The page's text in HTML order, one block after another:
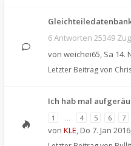
6 Antworten 25349
von weichei65, Sa 14.
Letzter Beitrag von
Ich hab mal
1 … 4 5 6 7
von KLE, Do 7. Jan